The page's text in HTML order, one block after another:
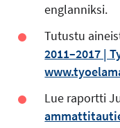
englanniksi.
Tutustu
2011–2017 |
Lue raportti